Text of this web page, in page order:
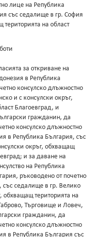
лице на Република
със седалище в гр. София
територията на област
за откриване на
в Република
консулско длъжностно
и с консулски окръг,
Благоевград, и
гражданин, да
консулско длъжностно
в Република България, със
окръг, обхващащ
и за даване на
на Република
ръководено от почетно
със седалище в гр. Велико
обхващащ територията на
Търговище и Ловеч,
гражданин, да
консулско длъжностно
в Република България със